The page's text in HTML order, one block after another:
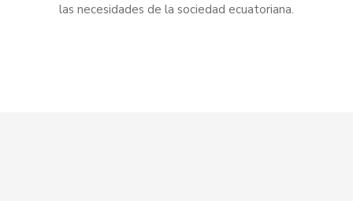
las necesidades de la sociedad ecuatoriana.